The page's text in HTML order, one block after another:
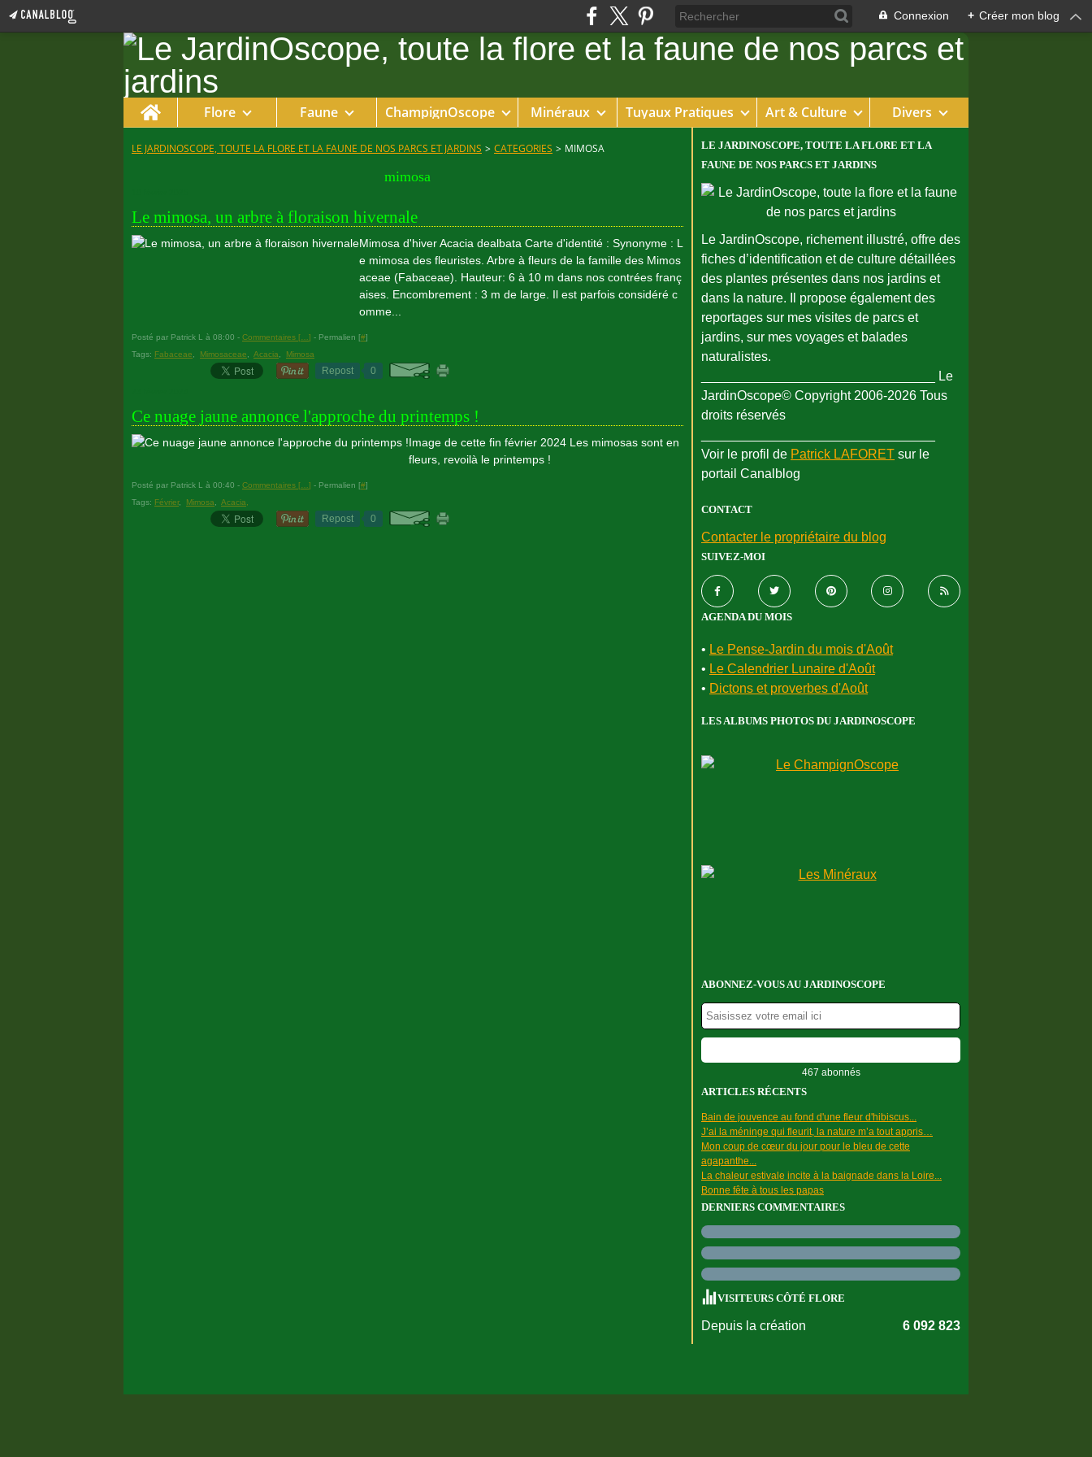
Connexion + Créer mon blog
Home Flore Faune ChampignOscope Minéraux Tuyaux Pratiques Art & Culture Divers
LE JARDINOSCOPE, TOUTE LA FLORE ET LA FAUNE DE NOS PARCS ET JARDINS > CATEGORIES > MIMOSA
mimosa
Le mimosa, un arbre à floraison hivernale
Mimosa d'hiver Acacia dealbata Carte d'identité : Synonyme : L
e mimosa des fleuristes. Arbre à fleurs de la famille des Mimos
aceae (Fabaceae). Hauteur: 6 à 10 m dans nos contrées franç
aises. Encombrement : 3 m de large. Il est parfois considéré c
omme...
Posté par Patrick L à 08:00 - Commentaires [ ] - Permalien [#]
Tags: Fabaceae Mimosaceae Acacia Mimosa
Repost 0
Ce nuage jaune annonce l'approche du printemps !
Image de cette fin février 2024 Les mimosas sont en
fleurs, revoilà le printemps !
Posté par Patrick L à 00:40 - Commentaires [ ] - Permalien [#]
Tags: Février, Mimosa Acacia,
Repost 0
LE JARDINOSCOPE, TOUTE LA FLORE ET LA
FAUNE DE NOS PARCS ET JARDINS
Le JardinOscope, richement illustré, offre des
fiches d’identification et de culture détaillées
des plantes présentes dans nos jardins et
dans la nature. Il propose également des
reportages sur mes visites de parcs et
jardins, sur mes voyages et balades
naturalistes.
________________________________ Le
JardinOscope© Copyright 2006-2026 Tous
droits réservés
Voir le profil de Patrick LAFORET sur le
portail Canalblog
CONTACT
Contacter le propriétaire du blog
SUIVEZ-MOI
AGENDA DU MOIS
• Le Pense-Jardin du mois d'Août
• Le Calendrier Lunaire d'Août
• Dictons et proverbes d'Août
LES ALBUMS PHOTOS DU JARDINOSCOPE
ABONNEZ-VOUS AU JARDINOSCOPE
467 abonnés
ARTICLES RÉCENTS
Bain de jouvence au fond d'une fleur d'hibiscus...
J’ai la méninge qui fleurit, la nature m’a tout appris…
Mon coup de cœur du jour pour le bleu de cette
agapanthe...
La chaleur estivale incite à la baignade dans la Loire...
Bonne fête à tous les papas
DERNIERS COMMENTAIRES
VISITEURS CÔTÉ FLORE
Depuis la création 6 092 823